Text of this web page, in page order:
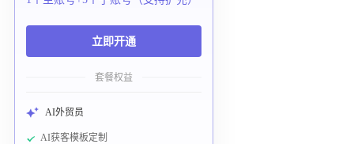
立即开通
套餐权益
AI外贸员
AI获客模板定制